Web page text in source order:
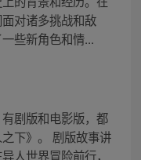
对诸多挑战和敌
些新角色和情...
剧版和电影版，都
下》。 剧版故事讲
人世界冒险前行，